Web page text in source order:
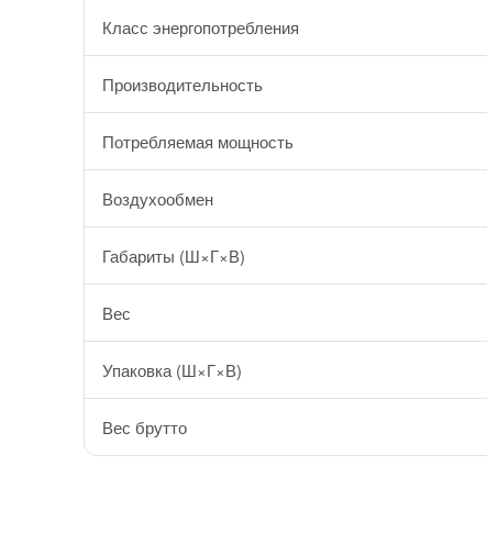
Класс энергопотребления
Производительность
Потребляемая мощность
Воздухообмен
Габариты (Ш×Г×В)
Вес
Упаковка (Ш×Г×В)
Вес брутто